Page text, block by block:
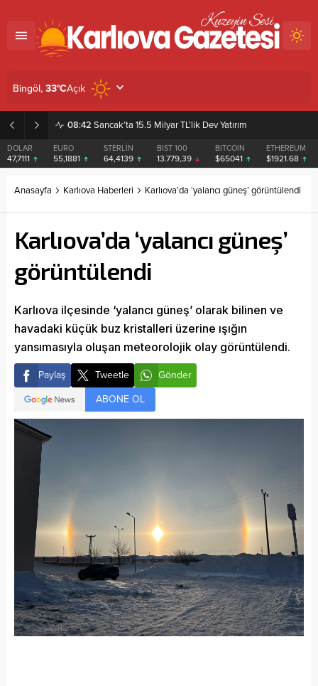
08:42 Sancak’ta 15.5 Milyar TL’lik Dev Yatırım
DOLAR
47,7111
EURO
55,1881
STERLİN
64,4139
BIST 100
13.779,39
BITCOIN
$65041
ETHEREUM
$1921.68
Bingöl, 33°CAçık
Anasayfa Karlıova Haberleri Karlıova’da ‘yalancı güneş’ görüntülendi
Karlıova’da ‘yalancı güneş’
görüntülendi
Karlıova ilçesinde ‘yalancı güneş’ olarak bilinen ve
havadaki küçük buz kristalleri üzerine ışığın
yansımasıyla oluşan meteorolojik olay görüntülendi.
Paylaş Tweetle
Gönder
ABONE OL